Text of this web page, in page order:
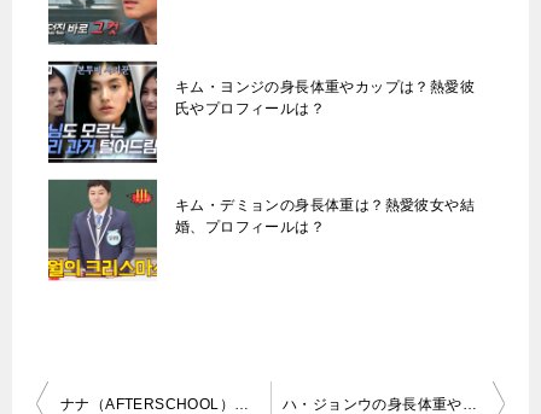
キム・ヨンジの身長体重やカップは？熱愛彼
氏やプロフィールは？
キム・デミョンの身長体重は？熱愛彼女や結
婚、プロフィールは？
投
ナナ（AFTERSCHOOL）の身長体重やカップは？熱愛彼氏は？ ハ・ジョンウの身長体重や年齢は？熱愛彼女や結婚、プロフィール！